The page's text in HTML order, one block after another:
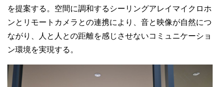
を提案する。空間に調和するシーリングアレイマイクロホ
ンとリモートカメラとの連携により、音と映像が自然につ
ながり、人と人との距離を感じさせないコミュニケーショ
ン環境を実現する。